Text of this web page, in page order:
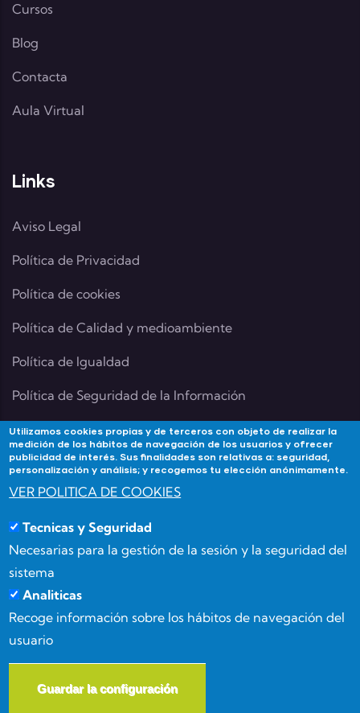
Cursos
Blog
Contacta
Aula Virtual
Links
Aviso Legal
Política de Privacidad
Política de cookies
Política de Calidad y medioambiente
Política de Igualdad
Política de Seguridad de la Información
Contacta
Forma3Almeria en:
info@forma3almeria.com
Utilizamos cookies propias y de terceros con objeto de realizar la
medición de los hábitos de navegación de los usuarios y ofrecer
publicidad de interés. Sus finalidades son relativas a: seguridad,
personalización y análisis; y recogemos tu elección anónimamente.
VER POLITICA DE COOKIES
Tecnicas y Seguridad
Necesarias para la gestión de la sesión y la seguridad del
sistema
Analiticas
Recoge información sobre los hábitos de navegación del
usuario
Guardar la configuración